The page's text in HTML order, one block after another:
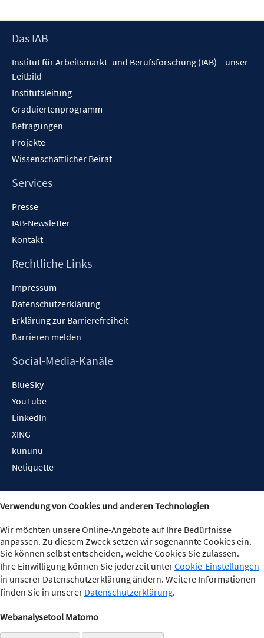
Footer
Das IAB
Institut für Arbeitsmarkt- und Berufsforschung (IAB) – unser
Leitbild
Institutsleitung
Graduiertenprogramm
Befragungen
Projekte
Wissenschaftlicher Beirat
Services
Presse
IAB-Newsletter
Kontakt
Rechtliche Links
Impressum
Datenschutzerklärung
Erklärung zur Barrierefreiheit
Barrieren melden
Social-Media-Kanäle
BlueSky
YouTube
LinkedIn
XING
kununu
Netiquette
Verwendung von Cookies und anderen Technologien
Wir möchten unsere Online-Angebote auf Ihre Bedürfnisse
anpassen. Zu diesem Zweck setzen wir sogenannte Cookies ein.
Sie können selbst entscheiden, welche Cookies Sie zulassen.
Ihre Einwilligung können Sie jederzeit unterCookie-Einstellungen
in unserer Datenschutzerklärung ändern. Weitere Informationen
finden Sie in unserer Datenschutzerklärung.
Webanalysetool Matomo